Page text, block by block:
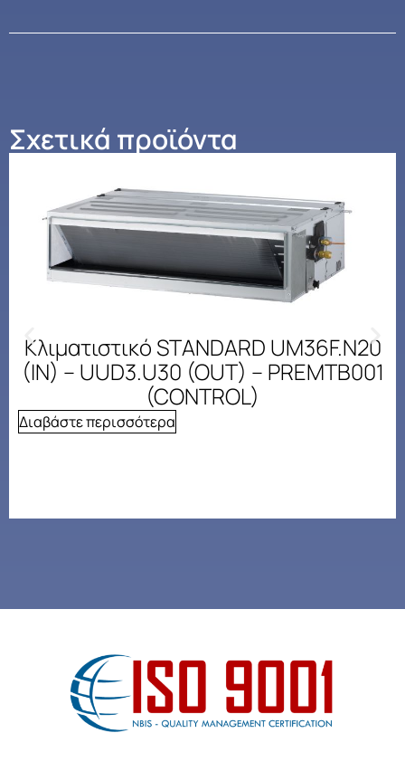
Σχετικά προϊόντα
Κλιματιστικό STANDARD UM36F.N20
(IN) – UUD3.U30 (OUT) – PREMTB001
(CONTROL)
Διαβάστε περισσότερα